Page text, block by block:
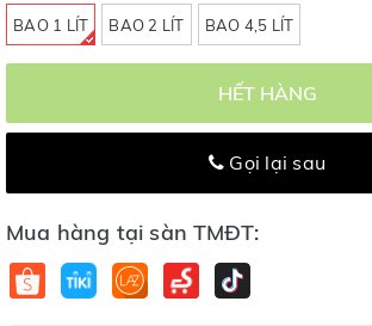
BAO 1 LÍT BAO 2 LÍT BAO 4,5 LÍT
HẾT HÀNG
Gọi lại sau
Mua hàng tại sàn TMĐT: